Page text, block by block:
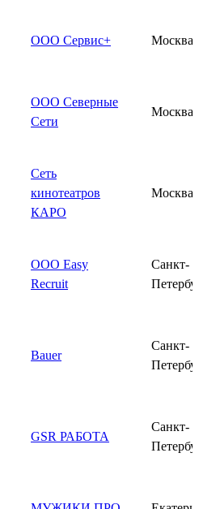
ООО Сервис+ Москва
ООО Северные
Сети
Москва
Сеть
кинотеатров
КАРО
Москва
ООО Easy
Recruit
Санкт-
Bauer
Санкт-
GSR РАБОТА
Санкт-